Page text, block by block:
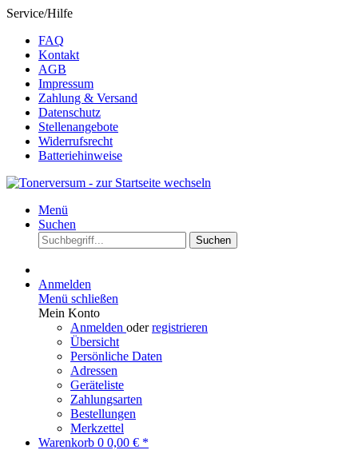
Service/Hilfe
FAQ
Kontakt
AGB
Impressum
Zahlung & Versand
Datenschutz
Stellenangebote
Widerrufsrecht
Batteriehinweise
Menü
Suchen
Suchen
Anmelden
Menü schließen
Mein Konto
Anmelden oderregistrieren
Übersicht
Persönliche Daten
Adressen
Geräteliste
Zahlungsarten
Bestellungen
Merkzettel
Warenkorb 0 0,00 € *